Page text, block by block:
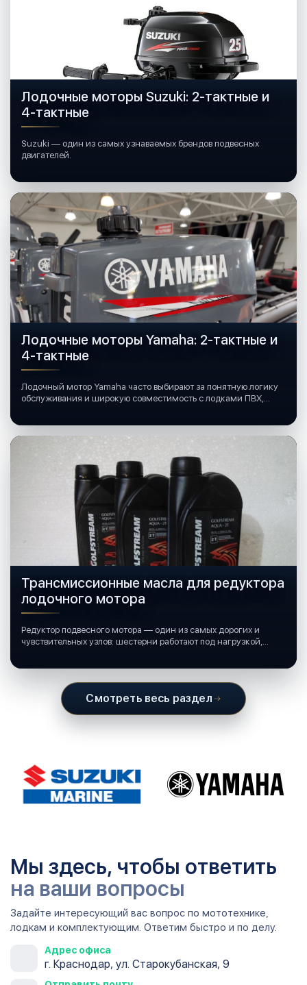
Лодочные моторы Suzuki: 2-тактные и
4-тактные
Suzuki — один из самых узнаваемых брендов подвесных
двигателей.
Лодочные моторы Yamaha: 2-тактные и
4-тактные
Лодочный мотор Yamaha часто выбирают за понятную логику
обслуживания и широкую совместимость с лодками ПВХ,
Трансмиссионные масла для редуктора
лодочного мотора
Редуктор подвесного мотора — один из самых дорогих и
чувствительных узлов: шестерни работают под нагрузкой,
Смотреть весь раздел
Мы здесь, чтобы ответить
на ваши вопросы
Задайте интересующий вас вопрос по мототехнике,
лодкам и комплектующим. Ответим быстро и по делу.
Адрес офиса
г. Краснодар, ул. Старокубанская, 9